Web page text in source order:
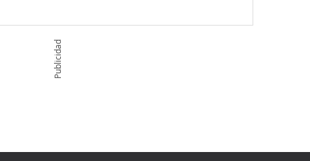
Publicidad